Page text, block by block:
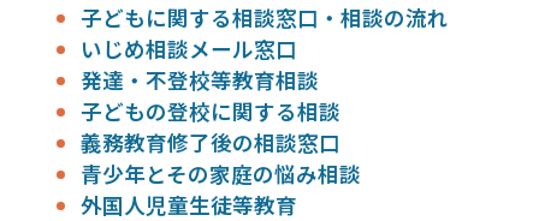
子どもに関する相談窓口・相談の流れ
いじめ相談メール窓口
発達・不登校等教育相談
子どもの登校に関する相談
義務教育修了後の相談窓口
青少年とその家庭の悩み相談
外国人児童生徒等教育